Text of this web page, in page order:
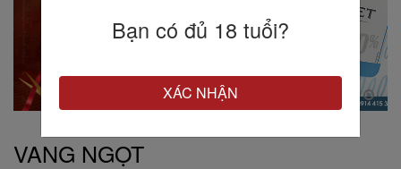
VANG NGỌT
Bạn có đủ 18 tuổi?
XÁC NHẬN